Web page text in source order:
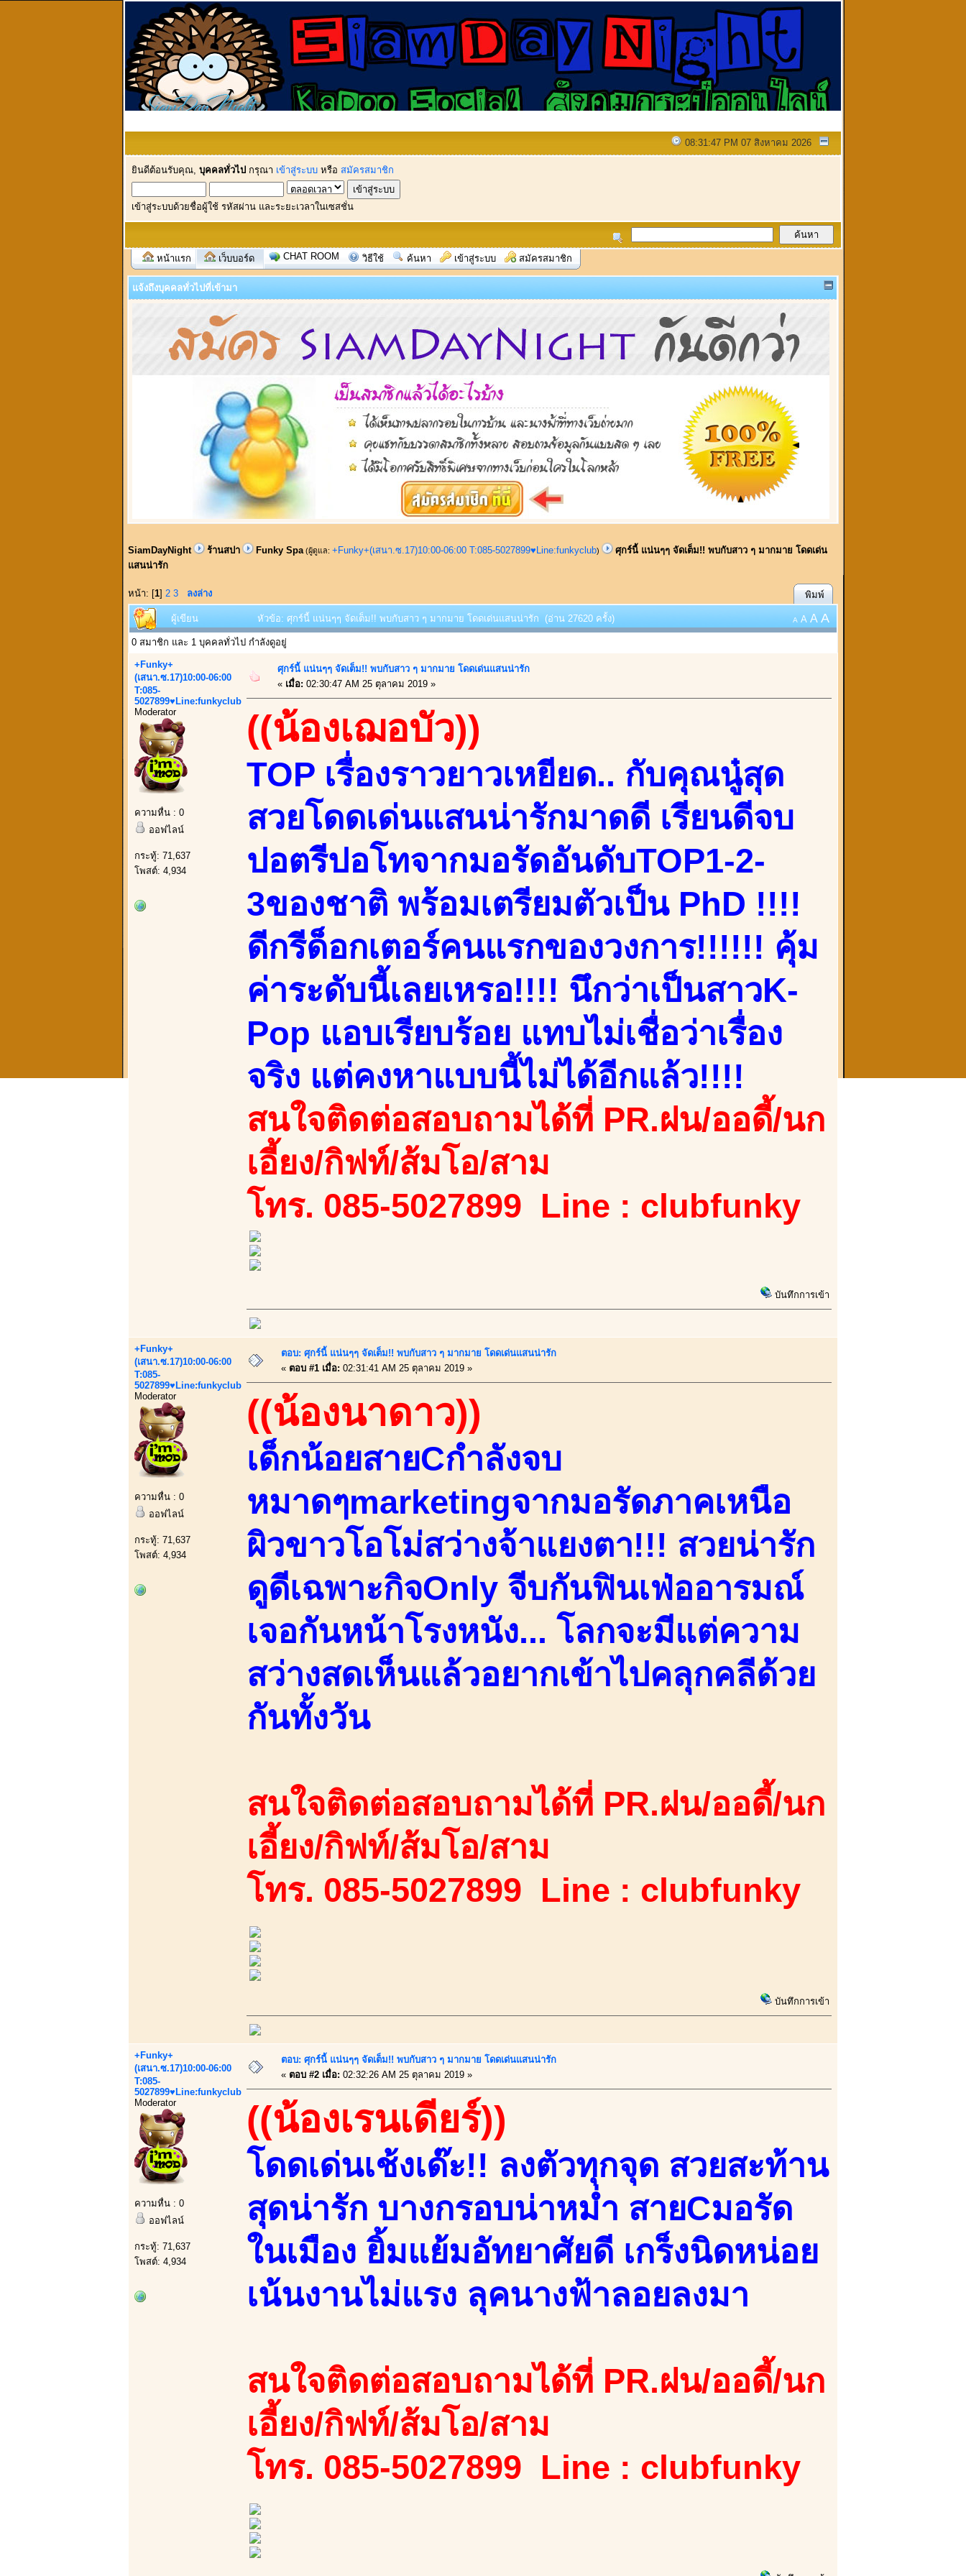
08:31:47 PM 07 สิงหาคม 2026
ยินดีต้อนรับคุณ, บุคคลทั่วไป กรุณา เข้าสู่ระบบ หรือ สมัครสมาชิก
เข้าสู่ระบบด้วยชื่อผู้ใช้ รหัสผ่าน และระยะเวลาในเซสชั่น
หน้าแรก เว็บบอร์ด CHAT ROOM วิธีใช้ ค้นหา เข้าสู่ระบบ สมัครสมาชิก
แจ้งถึงบุคคลทั่วไปที่เข้ามา
SiamDayNight ร้านสปา Funky Spa (ผู้ดูแล: +Funky+(เสนา.ซ.17)10:00-06:00 T:085-5027899♥Line:funkyclub)
ศุกร์นี้ แน่นๆๆ จัดเต็ม!! พบกับสาว ๆ มากมาย โดดเด่น
แสนน่ารัก
หน้า: [1] 2 3 ลงล่าง พิมพ์
ผู้เขียน หัวข้อ: ศุกร์นี้ แน่นๆๆ จัดเต็ม!! พบกับสาว ๆ มากมาย โดดเด่นแสนน่ารัก (อ่าน 27620 ครั้ง) A A A A
0 สมาชิก และ 1 บุคคลทั่วไป กำลังดูอยู่
+Funky+
(เสนา.ซ.17)10:00-06:00
T:085-
5027899♥Line:funkyclub
Moderator
ความหื่น : 0
ออฟไลน์
กระทู้: 71,637
โพสต์: 4,934
ศุกร์นี้ แน่นๆๆ จัดเต็ม!! พบกับสาว ๆ มากมาย โดดเด่นแสนน่ารัก
« เมื่อ: 02:30:47 AM 25 ตุลาคม 2019 »
((น้องเฌอบัว))
TOP เรื่องราวยาวเหยียด.. กับคุณนู๋สุด
สวยโดดเด่นแสนน่ารักมาดดี เรียนดีจบ
ปอตรีปอโทจากมอรัดอันดับTOP1-2-
3ของชาติ พร้อมเตรียมตัวเป็น PhD !!!!
ดีกรีด็อกเตอร์คนแรกของวงการ!!!!!! คุ้ม
ค่าระดับนี้เลยเหรอ!!!! นึกว่าเป็นสาวK-
Pop แอบเรียบร้อย แทบไม่เชื่อว่าเรื่อง
จริง แต่คงหาแบบนี้ไม่ได้อีกแล้ว!!!!
สนใจติดต่อสอบถามได้ที่ PR.ฝน/ออดี้/นก
เอี้ยง/กิฟท์/ส้มโอ/สาม
โทร. 085-5027899 Line : clubfunky
บันทึกการเข้า
+Funky+
(เสนา.ซ.17)10:00-06:00
T:085-
5027899♥Line:funkyclub
Moderator
ความหื่น : 0
ออฟไลน์
กระทู้: 71,637
โพสต์: 4,934
ตอบ: ศุกร์นี้ แน่นๆๆ จัดเต็ม!! พบกับสาว ๆ มากมาย โดดเด่นแสนน่ารัก
« ตอบ #1 เมื่อ: 02:31:41 AM 25 ตุลาคม 2019 »
((น้องนาดาว))
เด็กน้อยสายCกำลังจบ
หมาดๆmarketingจากมอรัดภาคเหนือ
ผิวขาวโอโม่สว่างจ้าแยงตา!!! สวยน่ารัก
ดูดีเฉพาะกิจOnly จีบกันฟินเฟ่ออารมณ์
เจอกันหน้าโรงหนัง... โลกจะมีแต่ความ
สว่างสดเห็นแล้วอยากเข้าไปคลุกคลีด้วย
กันทั้งวัน
สนใจติดต่อสอบถามได้ที่ PR.ฝน/ออดี้/นก
เอี้ยง/กิฟท์/ส้มโอ/สาม
โทร. 085-5027899 Line : clubfunky
บันทึกการเข้า
+Funky+
(เสนา.ซ.17)10:00-06:00
T:085-
5027899♥Line:funkyclub
Moderator
ความหื่น : 0
ออฟไลน์
กระทู้: 71,637
โพสต์: 4,934
ตอบ: ศุกร์นี้ แน่นๆๆ จัดเต็ม!! พบกับสาว ๆ มากมาย โดดเด่นแสนน่ารัก
« ตอบ #2 เมื่อ: 02:32:26 AM 25 ตุลาคม 2019 »
((น้องเรนเดียร์))
โดดเด่นเช้งเด๊ะ!! ลงตัวทุกจุด สวยสะท้าน
สุดน่ารัก บางกรอบน่าหม่ำ สายCมอรัด
ในเมือง ยิ้มแย้มอัทยาศัยดี เกร็งนิดหน่อย
เน้นงานไม่แรง ลุคนางฟ้าลอยลงมา
สนใจติดต่อสอบถามได้ที่ PR.ฝน/ออดี้/นก
เอี้ยง/กิฟท์/ส้มโอ/สาม
โทร. 085-5027899 Line : clubfunky